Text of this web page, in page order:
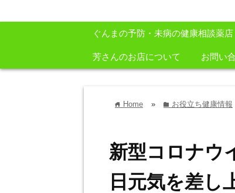
ぐんまの予防・未病の健康相談薬
芳さんのお店について お問い
home Home » folder お役立ち健康情報
新型コロナウ
日元気を差し